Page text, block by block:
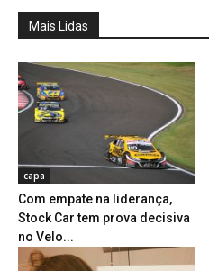
Mais Lidas
capa
Com empate na liderança,
Stock Car tem prova decisiva
no Velo...